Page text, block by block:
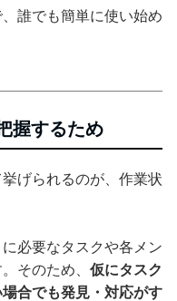
誰でも簡単に使い始め
握するため
げられるのが、作業状
必要なタスクや各メン
そのため、 仮にタスク
合でも発見・対応がす